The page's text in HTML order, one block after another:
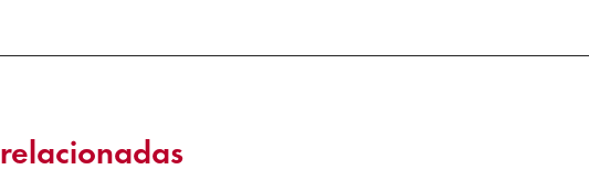
relacionadas